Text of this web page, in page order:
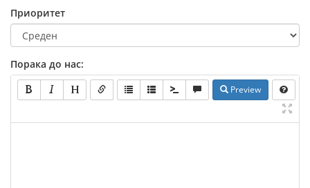
Приоритет
Порака до нас:
Preview